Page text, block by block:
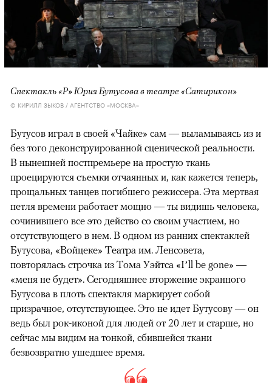
Спектакль «Р» Юрия Бутусова в театре «Сатирикон»
© КИРИЛЛ ЗЫКОВ / АГЕНТСТВО «МОСКВА»
Бутусов играл в своей «Чайке» сам — выламываясь из и
без того деконструированной сценической реальности.
В нынешней постпремьере на простую ткань
проецируются съемки отчаянных и, как кажется теперь,
прощальных танцев погибшего режиссера. Эта мертвая
петля времени работает мощно — ты видишь человека,
сочинившего все это действо со своим участием, но
отсутствующего в нем. В одном из ранних спектаклей
Бутусова, «Войцеке» Театра им. Ленсовета,
повторялась строчка из Тома Уэйтса «I’ll be gone» —
«меня не будет». Сегодняшнее вторжение экранного
Бутусова в плоть спектакля маркирует собой
призрачное, отсутствующее. Это не идет Бутусову — он
ведь был рок-иконой для людей от 20 лет и старше, но
сейчас мы видим на тонкой, сбившейся ткани
безвозвратно ушедшее время.